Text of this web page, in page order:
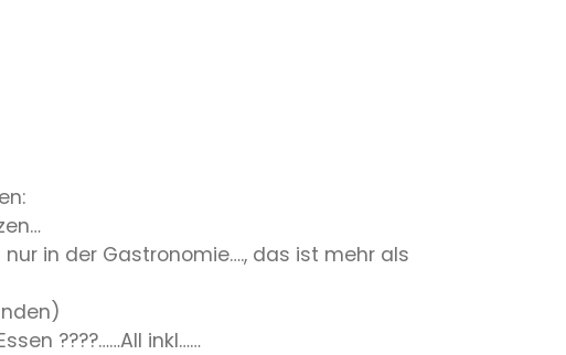
in der Gastronomie…., das ist mehr als
????……All inkl……